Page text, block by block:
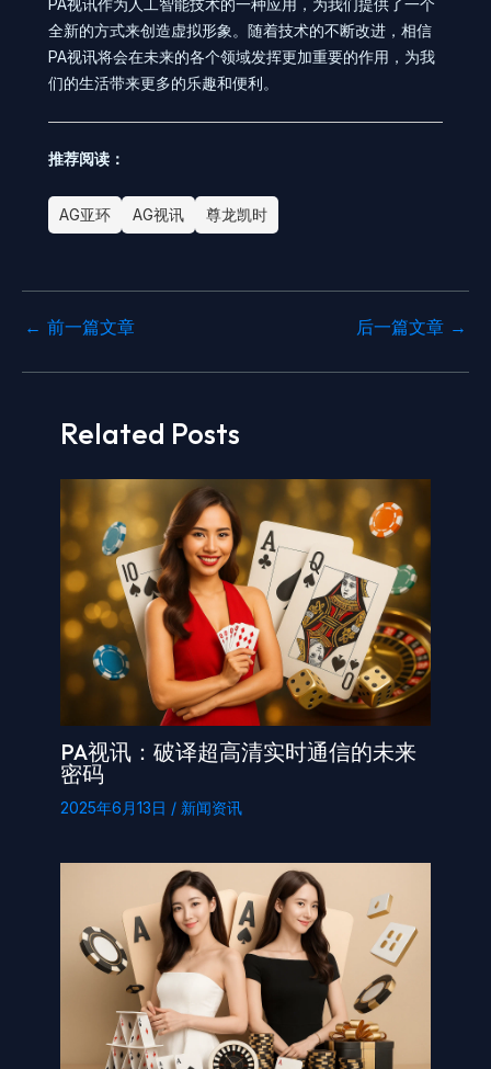
PA视讯作为人工智能技术的一种应用，为我们提供了一个
全新的方式来创造虚拟形象。随着技术的不断改进，相信
PA视讯将会在未来的各个领域发挥更加重要的作用，为我
们的生活带来更多的乐趣和便利。
推荐阅读：
AG亚环 AG视讯 尊龙凯时
← 前一篇文章 后一篇文章 →
Related Posts
PA视讯：破译超高清实时通信的未来
密码
2025年6月13日 / 新闻资讯